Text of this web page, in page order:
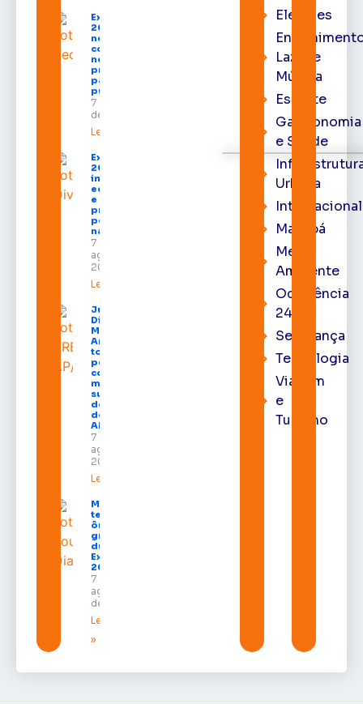
Expofeira
2026 começa
neste sábado
com shows,
negócios e
programação
para todos os
públicos
7 de agosto
de 2026
Leia mais »
Expofeira
2026
impulsiona
economia
e aumenta
procura
por hotéis
na capital
7 de
agosto de
2026
Leia mais »
Juiz
Diego
Moura de
Araújo
toma
posse
como
membro
substituto
do Pleno
do TRE-
AP
7 de
agosto de
2026
Leia mais »
Macapá
terá
ônibus
gratuitos
durante a
Expofeira
2026
7 de
agosto
de 2026
Leia mais
»
Eleições
Lazer e
Música
Esporte
Gastronomia
e Saúde
Urbana
Internacional
Macapá
Meio
Ambiente
Ocorrência
24h
Segurança
Tecnologia
Viagem
e
Turismo